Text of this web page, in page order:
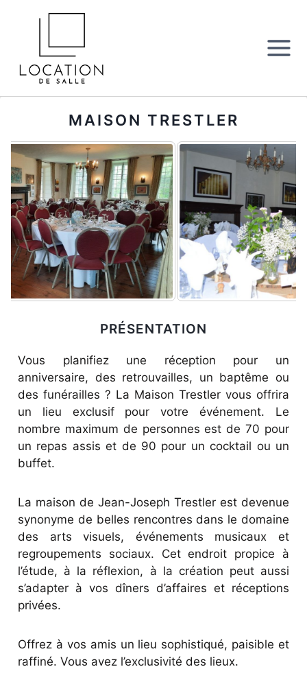
MAISON TRESTLER
PRÉSENTATION
Vous planifiez une réception pour un
anniversaire, des retrouvailles, un baptême ou
des funérailles ? La Maison Trestler vous offrira
un lieu exclusif pour votre événement. Le
nombre maximum de personnes est de 70 pour
un repas assis et de 90 pour un cocktail ou un
buffet.
La maison de Jean-Joseph Trestler est devenue
synonyme de belles rencontres dans le domaine
des arts visuels, événements musicaux et
regroupements sociaux. Cet endroit propice à
l’étude, à la réflexion, à la création peut aussi
s’adapter à vos dîners d’affaires et réceptions
privées.
Offrez à vos amis un lieu sophistiqué, paisible et
raffiné. Vous avez l’exclusivité des lieux.